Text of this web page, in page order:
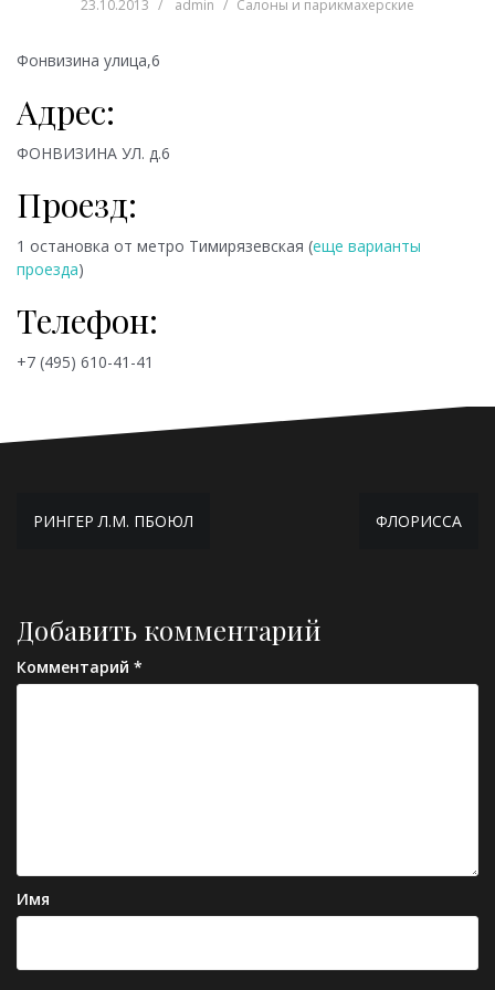
23.10.2013 admin Салоны и парикмахерские
Фонвизина улица,6
Адрес:
ФОНВИЗИНА УЛ. д.6
Проезд:
1 остановка от метро Тимирязевская (еще варианты
проезда)
Телефон:
+7 (495) 610-41-41
Навигация
РИНГЕР Л.М. ПБОЮЛ ФЛОРИССА
Добавить комментарий
Комментарий *
Имя